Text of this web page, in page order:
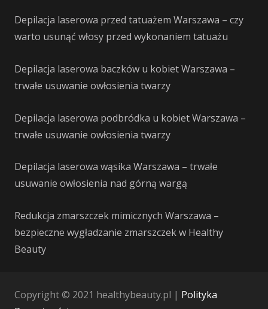
Depilacja laserowa przed tatuażem Warszawa – czy
warto usunąć włosy przed wykonaniem tatuażu
Depilacja laserowa baczków u kobiet Warszawa –
trwałe usuwanie owłosienia twarzy
Depilacja laserowa podbródka u kobiet Warszawa –
trwałe usuwanie owłosienia twarzy
Depilacja laserowa wąsika Warszawa – trwałe
usuwanie owłosienia nad górną wargą
Redukcja zmarszczek mimicznych Warszawa –
bezpieczne wygładzanie zmarszczek w Healthy
Beauty
Copyright © 2021 healthybeauty.pl | Polityka